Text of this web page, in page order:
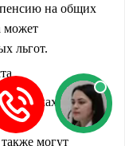
на общих
может
льгот.
поисках
могут